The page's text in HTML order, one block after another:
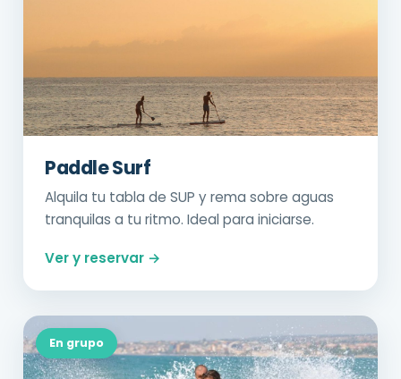
Paddle Surf
Alquila tu tabla de SUP y rema sobre aguas
tranquilas a tu ritmo. Ideal para iniciarse.
Ver y reservar →
En grupo